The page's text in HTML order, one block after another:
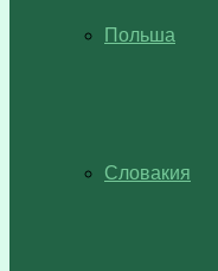
Польша
Словакия